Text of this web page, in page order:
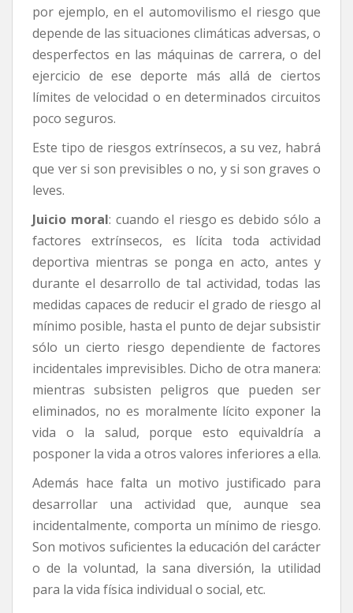
por ejemplo, en el automovilismo el riesgo que
depende de las situaciones climáticas adversas, o
desperfectos en las máquinas de carrera, o del
ejercicio de ese deporte más allá de ciertos
límites de velocidad o en determinados circuitos
poco seguros.
Este tipo de riesgos extrínsecos, a su vez, habrá
que ver si son previsibles o no, y si son graves o
leves.
Juicio moral: cuando el riesgo es debido sólo a
factores extrínsecos, es lícita toda actividad
deportiva mientras se ponga en acto, antes y
durante el desarrollo de tal actividad, todas las
medidas capaces de reducir el grado de riesgo al
mínimo posible, hasta el punto de dejar subsistir
sólo un cierto riesgo dependiente de factores
incidentales imprevisibles. Dicho de otra manera:
mientras subsisten peligros que pueden ser
eliminados, no es moralmente lícito exponer la
vida o la salud, porque esto equivaldría a
posponer la vida a otros valores inferiores a ella.
Además hace falta un motivo justificado para
desarrollar una actividad que, aunque sea
incidentalmente, comporta un mínimo de riesgo.
Son motivos suficientes la educación del carácter
o de la voluntad, la sana diversión, la utilidad
para la vida física individual o social, etc.